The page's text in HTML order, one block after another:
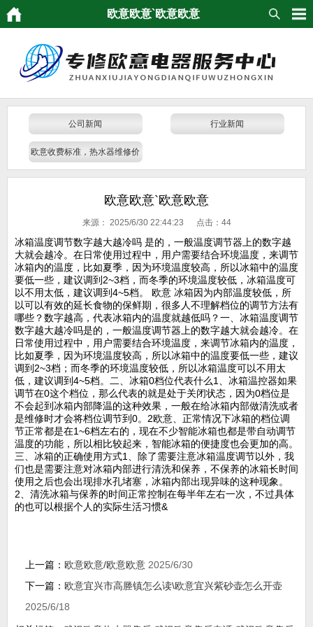
欧意欧意`欧意欧意
公司新闻 行业新闻
欧意收费标准，热水器维修价
欧意欧意`欧意欧意
来源： 2025/6/30 22:44:23 点击： 44
冰箱温度调节数字越大越冷吗 是的，一般温度调节器上的数字越
大就会越冷。在日常使用过程中，用户需要结合环境温度，来调节
冰箱内的温度，比如夏季，因为环境温度较高，所以冰箱中的温度
要低一些，建议调到2~3档，而冬季的环境温度较低，冰箱温度可
以不用太低，建议调到4~5档。 欧意 冰箱因为内部温度较低，所
以可以有效的延长食物的保鲜期，很多人不理解档位的调节方法有
哪些？数字越高，代表冰箱内的温度就越低吗？一、冰箱温度调节
数字越大越冷吗是的，一般温度调节器上的数字越大就会越冷。在
日常使用过程中，用户需要结合环境温度，来调节冰箱内的温度，
比如夏季，因为环境温度较高，所以冰箱中的温度要低一些，建议
调到2~3档；而冬季的环境温度较低，所以冰箱温度可以不用太
低，建议调到4~5档。二、冰箱0档位代表什么1、冰箱温控器如果
调节在0这个档位，那么代表的就是处于关闭状态，因为0档位是
不会起到冰箱内部降温的这种效果，一般在给冰箱内部做清洗或者
是维修时才会将档位调节到0。2欧意、正常情况下冰箱的档位调
节正常都是在1~6档左右的，现在不少智能冰箱也都是带自动调节
温度的功能，所以相比较起来，智能冰箱的便捷度也会更加的高。
三、冰箱的正确使用方式1、除了需要注意冰箱温度调节以外，我
们也是需要注意对冰箱内部进行清洗和保养，不保养的冰箱长时间
使用之后也会出现排水孔堵塞，冰箱内部出现异味的这种现象。
2、清洗冰箱与保养的时间正常控制在每半年左右一次，不过具体
的也可以根据个人的实际生活习惯&
上一篇： 欧意欧意/欧意欧意 2025/6/30
下一篇： 欧意宜兴市高塍镇怎么读\欧意宜兴紫砂壶怎么开壶
2025/6/18